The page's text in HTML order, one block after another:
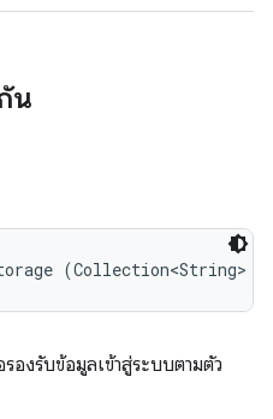
น
(Collection<String>
องรับข้อมูลเข้าสู่ระบบตามตัว